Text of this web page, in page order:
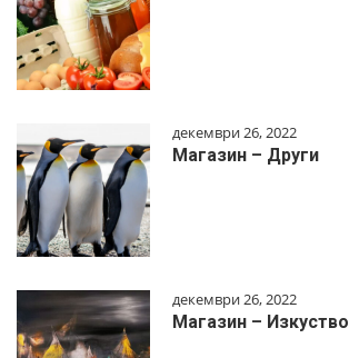
декември 26, 2022
Магазин – Други
декември 26, 2022
Магазин – Изкуство